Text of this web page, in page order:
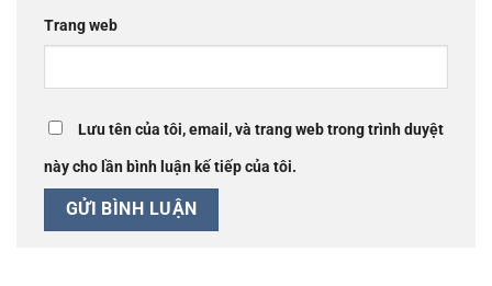
Trang web
Lưu tên của tôi, email, và trang web trong trình duyệt
này cho lần bình luận kế tiếp của tôi.